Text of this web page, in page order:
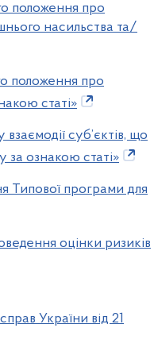
положення про
насильства та/
положення про
статі»
суб’єктів, що
за ознакою статі»
Типової програми для
оцінки ризиків
України від 21